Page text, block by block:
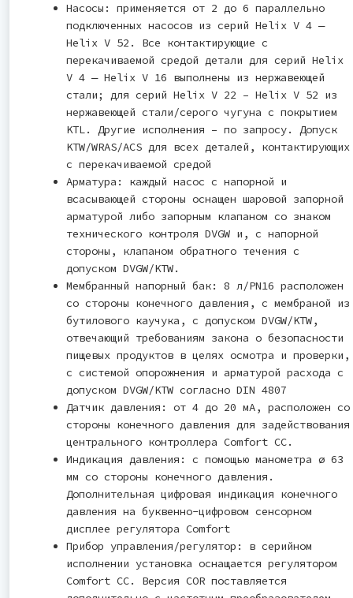
Насосы: применяется от 2 до 6 параллельно
подключенных насосов из серий Helix V 4 ―
Helix V 52. Все контактирующие с
перекачиваемой средой детали для серий Helix
V 4 ― Helix V 16 выполнены из нержавеющей
стали; для серий Helix V 22 – Helix V 52 из
нержавеющей стали/серого чугуна с покрытием
KTL. Другие исполнения – по запросу. Допуск
KTW/WRAS/ACS для всех деталей, контактирующих
с перекачиваемой средой
Арматура: каждый насос с напорной и
всасывающей стороны оснащен шаровой запорной
арматурой либо запорным клапаном со знаком
технического контроля DVGW и, с напорной
стороны, клапаном обратного течения с
допуском DVGW/KTW.
Мембранный напорный бак: 8 л/PN16 расположен
со стороны конечного давления, с мембраной из
бутилового каучука, с допуском DVGW/KTW,
отвечающий требованиям закона о безопасности
пищевых продуктов в целях осмотра и проверки,
с системой опорожнения и арматурой расхода с
допуском DVGW/KTW согласно DIN 4807
Датчик давления: от 4 до 20 мА, расположен со
стороны конечного давления для задействования
центрального контроллера Comfort CC.
Индикация давления: с помощью манометра ø 63
мм со стороны конечного давления.
Дополнительная цифровая индикация конечного
давления на буквенно-цифровом сенсорном
дисплее регулятора Comfort
Прибор управления/регулятор: в серийном
исполнении установка оснащается регулятором
Comfort CC. Версия COR поставляется